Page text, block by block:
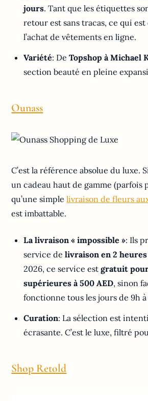
jours. Tant que les étiquettes
retour est sans tracas, ce qui
l’achat de vêtements en ligne.
Variété: DeTopshop à Michael
section beauté en pleine
Ounass
C’est la référence absolue du luxe.
un cadeau haut de gamme (parfois
qu’une simplelivraison de fleurs
est imbattable.
La livraison « impossible »: Ils
service delivraison en 2 heures
2026, ce service estgratuit
supérieures à 500 AED, sinon
fonctionne tous les jours de 9h à
Curation: La sélection est
écrasante. C’est le luxe, filtré
Shop Retold